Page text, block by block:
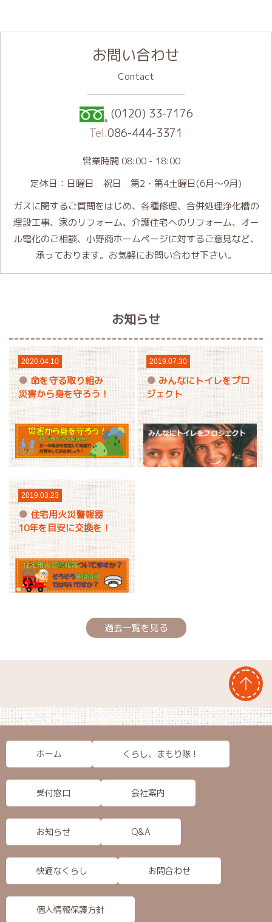
お問い合わせ
Contact
(0120) 33-7176
Tel.086-444-3371
営業時間 08:00 - 18:00
定休日：日曜日 祝日 第2・第4土曜日(6月～9月)
ガスに関するご質問をはじめ、各種修理、合併処理浄化槽の
埋設工事、家のリフォーム、介護住宅へのリフォーム、オー
ル電化のご相談、小野商ホームページに対するご意見など、
承っております。お気軽にお問い合わせ下さい。
お知らせ
2020.04.10
命を守る取り組み
災害から身を守ろう！
2019.07.30
みんなにトイレをプロ
ジェクト
2019.03.23
住宅用火災警報器
10年を目安に交換を！
過去一覧を見る
ホーム くらし、まもり隊！
受付窓口 会社案内
お知らせ Q&A
快適なくらし お問合わせ
個人情報保護方針